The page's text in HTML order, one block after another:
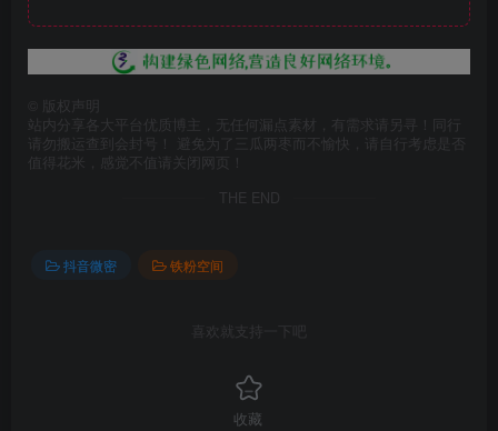
版权声明
站内分享各大平台优质博主，无任何漏点素材，有需求请另寻！同行
请勿搬运查到会封号！ 避免为了三瓜两枣而不愉快，请自行考虑是否
值得花米，感觉不值请关闭网页！
THE END
抖音微密 铁粉空间
喜欢就支持一下吧
收藏